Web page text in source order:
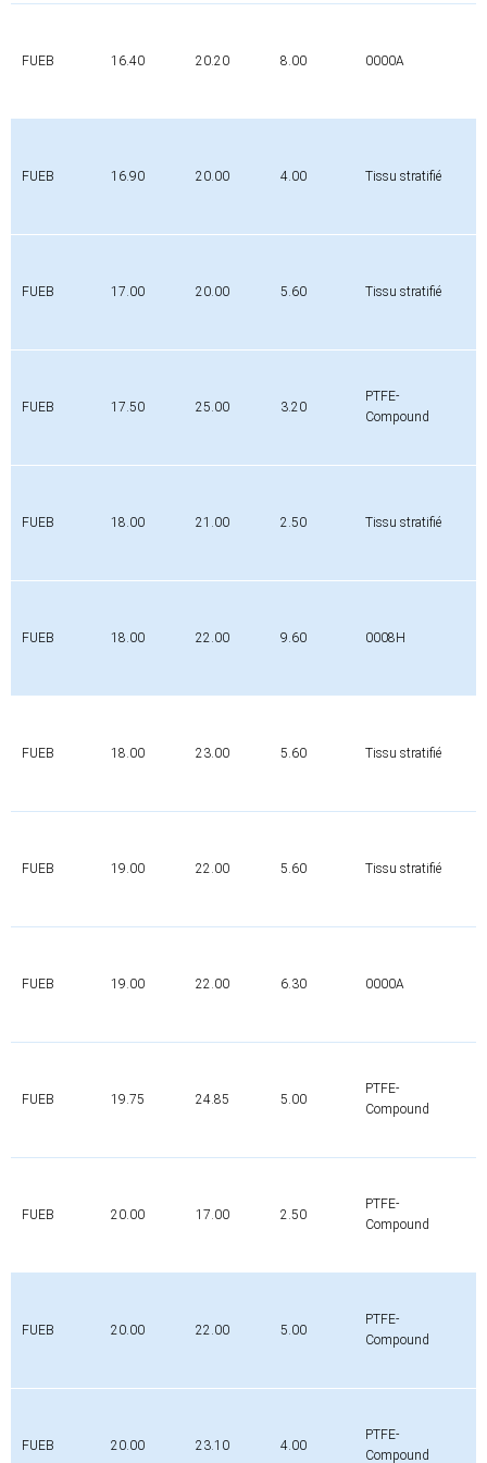
FUEB 16.40 20.20 8.00 0000A
FUEB 16.90 20.00 4.00 Tissu stratifié
FUEB 17.00 20.00 5.60 Tissu stratifié
FUEB 17.50 25.00 3.20
PTFE-
Compound
FUEB 18.00 21.00 2.50 Tissu stratifié
FUEB 18.00 22.00 9.60 0008H
FUEB 18.00 23.00 5.60 Tissu stratifié
FUEB 19.00 22.00 5.60 Tissu stratifié
FUEB 19.00 22.00 6.30 0000A
FUEB 19.75 24.85 5.00
PTFE-
Compound
FUEB 20.00 17.00 2.50
PTFE-
Compound
FUEB 20.00 22.00 5.00
PTFE-
Compound
FUEB 20.00 23.10 4.00
PTFE-
Compound